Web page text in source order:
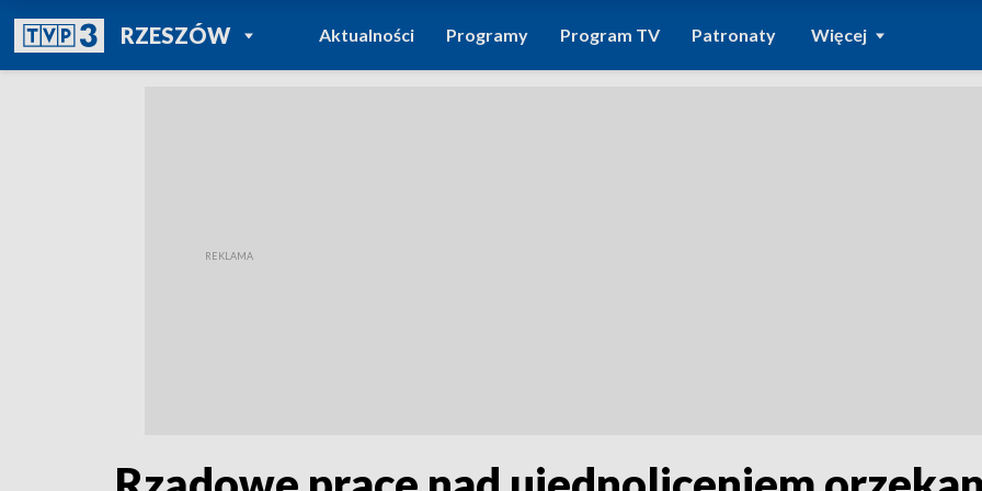
RZESZÓWPOWRÓT DO
TVP REGIONY
Aktualności Programy Program TV Patronaty Więcej